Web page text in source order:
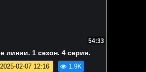
54:33
линии. 1 сезон. 4 серия.
2025-02-07 12:16 1.9K